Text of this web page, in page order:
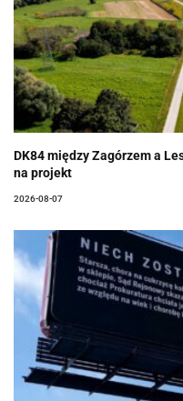
DK84 między Zagórzem a
na projekt
2026-08-07